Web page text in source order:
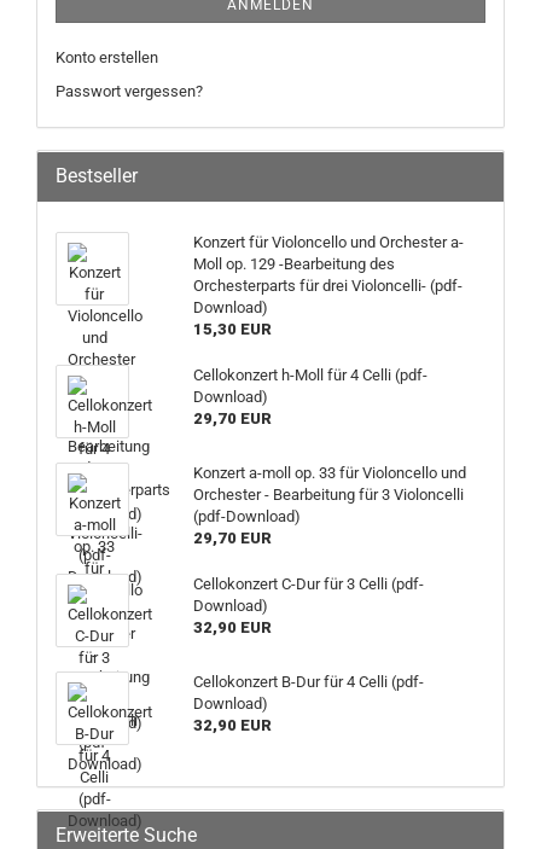
ANMELDEN
Konto erstellen
Passwort vergessen?
Bestseller
Konzert für Violoncello und Orchester a-
Moll op. 129 -Bearbeitung des
Orchesterparts für drei Violoncelli- (pdf-
Download)
15,30 EUR
Cellokonzert h-Moll für 4 Celli (pdf-
Download)
29,70 EUR
Konzert a-moll op. 33 für Violoncello und
Orchester - Bearbeitung für 3 Violoncelli
(pdf-Download)
29,70 EUR
Cellokonzert C-Dur für 3 Celli (pdf-
Download)
32,90 EUR
Cellokonzert B-Dur für 4 Celli (pdf-
Download)
32,90 EUR
Erweiterte Suche